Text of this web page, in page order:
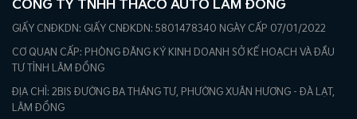
CÔNG TY TNHH THACO AUTO LÂM ĐỒNG
GIẤY CNĐKDN: GIẤY CNĐKDN: 5801478340 NGÀY CẤP 07/01/2022
CƠ QUAN CẤP: PHÒNG ĐĂNG KÝ KINH DOANH SỞ KẾ HOẠCH VÀ ĐẦU
TƯ TỈNH LÂM ĐỒNG
ĐỊA CHỈ: 2BIS ĐƯỜNG BA THÁNG TƯ, PHƯỜNG XUÂN HƯƠNG - ĐÀ LẠT,
LÂM ĐỒNG